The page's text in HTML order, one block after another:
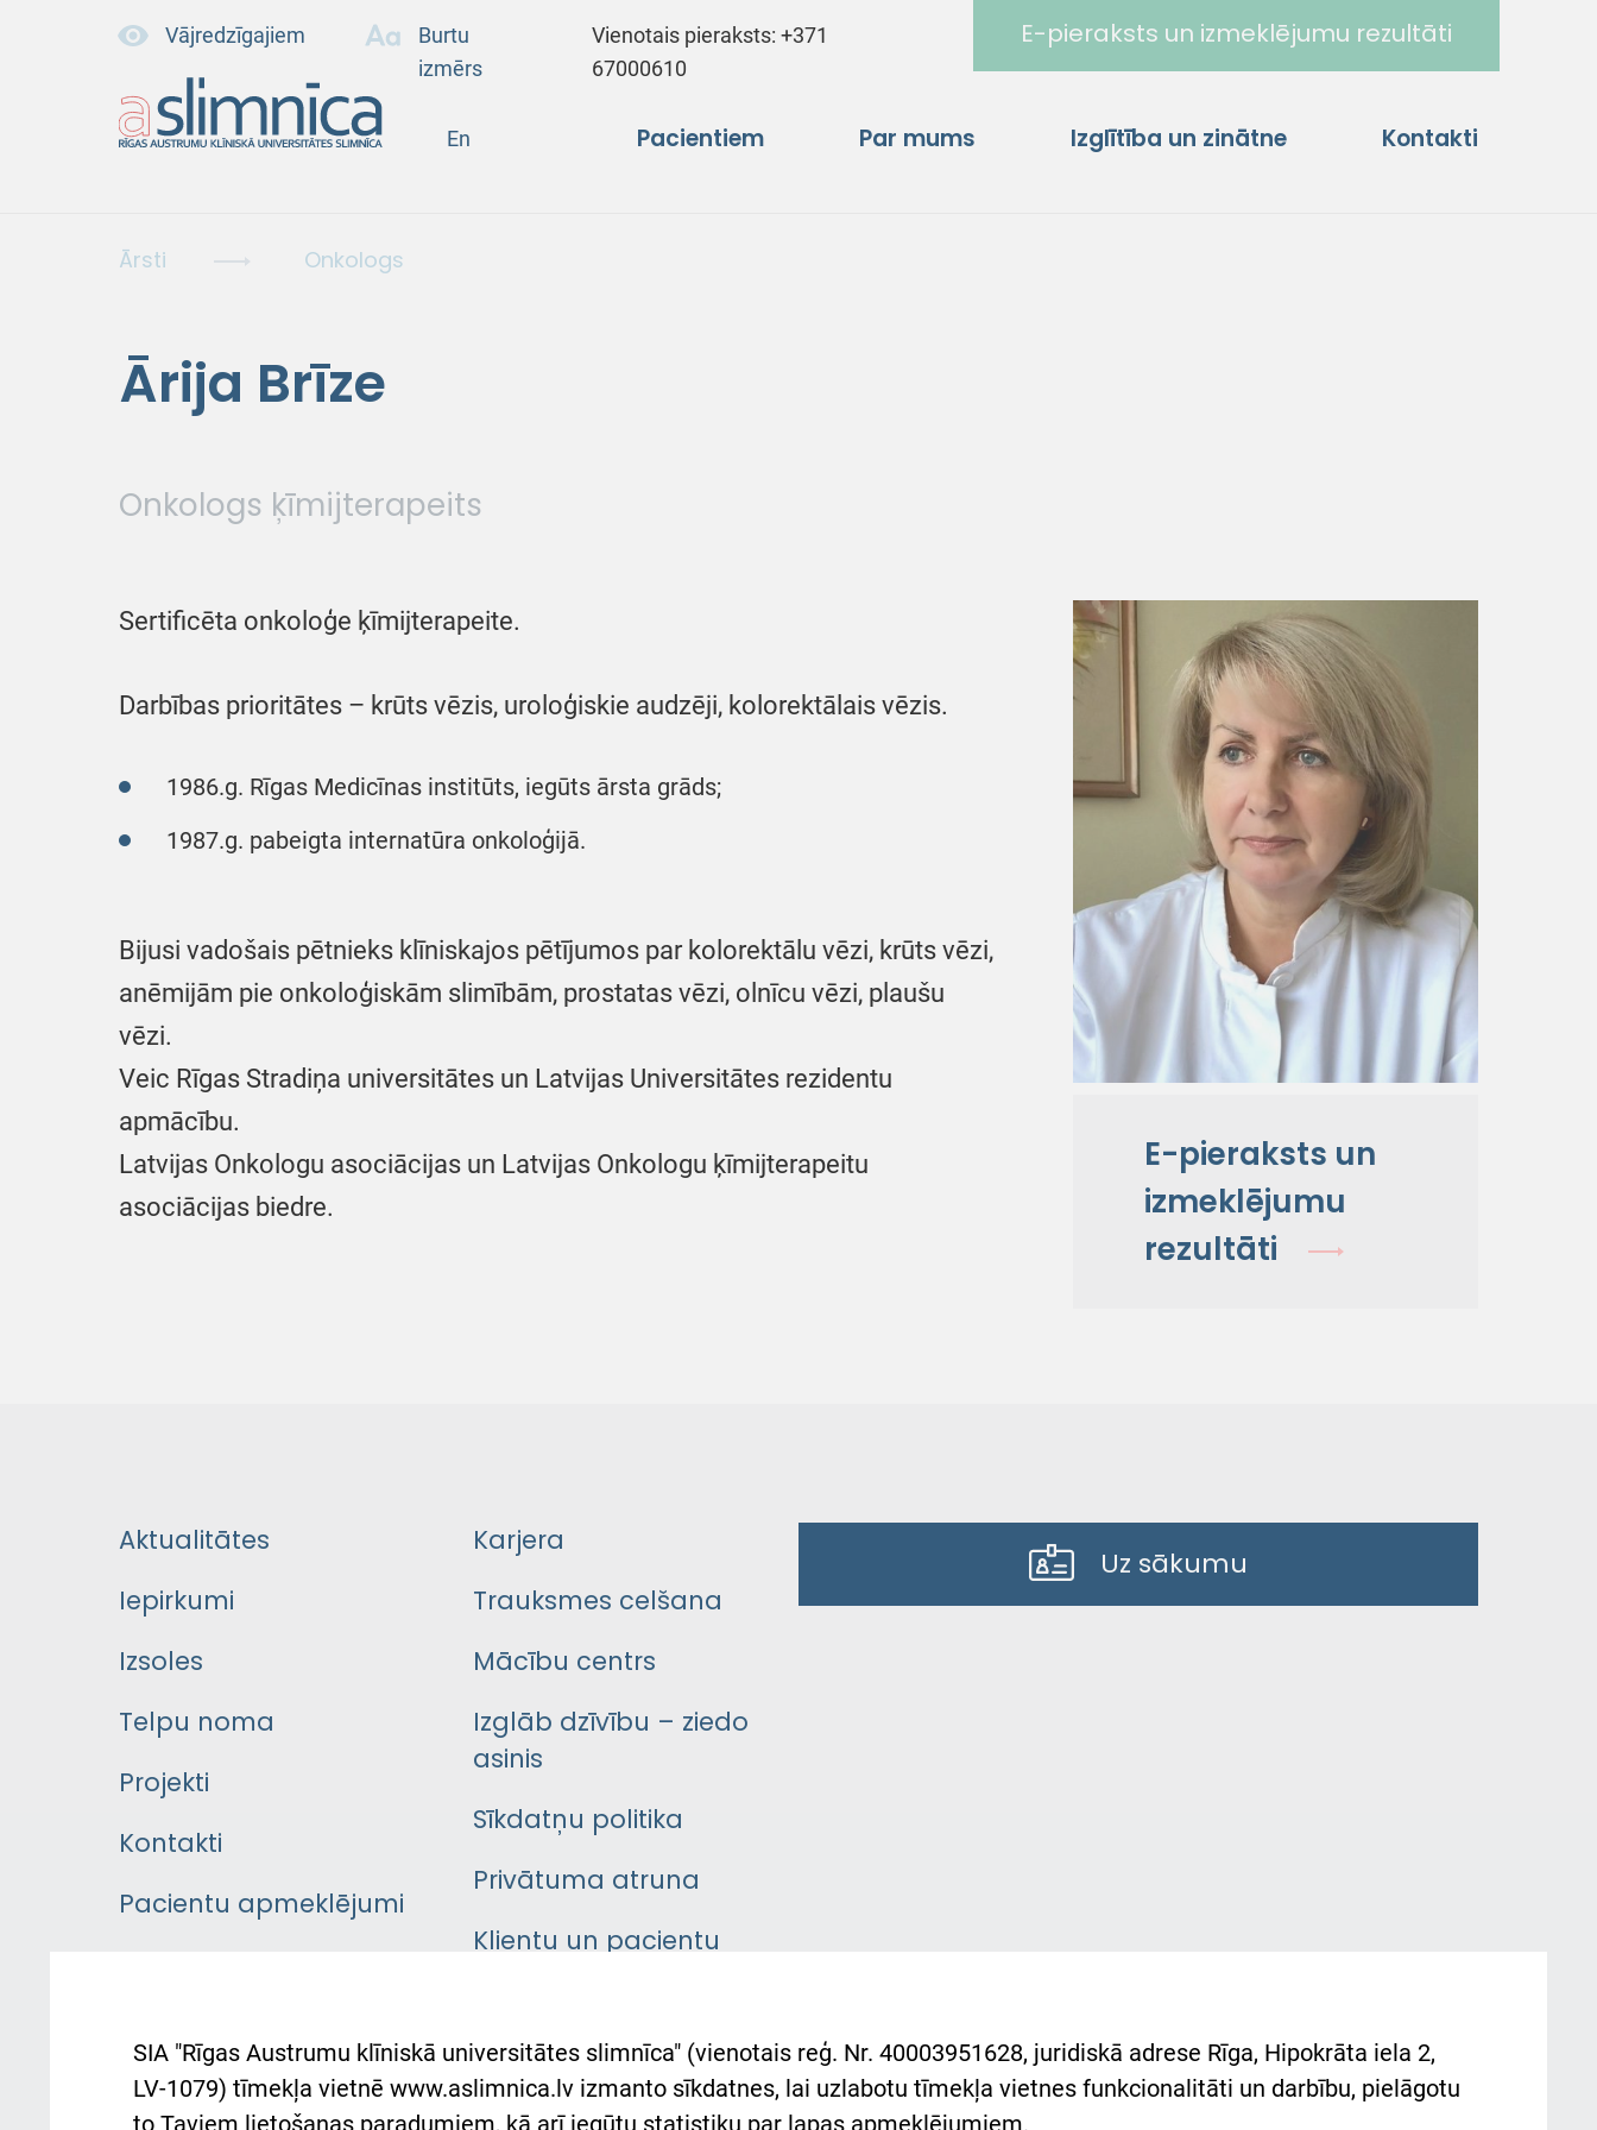
Vājredzīgajiem
Burtu
izmērs
Vienotais pieraksts:+371
67000610
E-pieraksts un izmeklējumu rezultāti
En Pacientiem Par mums Izglītība un zinātne Kontakti
Ārsti Onkologs
Ārija Brīze
Onkologs ķīmijterapeits
Sertificēta onkoloģe ķīmijterapeite.
Darbības prioritātes – krūts vēzis, uroloģiskie audzēji, kolorektālais vēzis.
1986.g. Rīgas Medicīnas institūts, iegūts ārsta grāds;
1987.g. pabeigta internatūra onkoloģijā.
Bijusi vadošais pētnieks klīniskajos pētījumos par kolorektālu vēzi, krūts vēzi,
anēmijām pie onkoloģiskām slimībām, prostatas vēzi, olnīcu vēzi, plaušu
vēzi.
Veic Rīgas Stradiņa universitātes un Latvijas Universitātes rezidentu
apmācību.
Latvijas Onkologu asociācijas un Latvijas Onkologu ķīmijterapeitu
asociācijas biedre.
E-pieraksts un
izmeklējumu
rezultāti
Aktualitātes
Iepirkumi
Izsoles
Telpu noma
Projekti
Kontakti
Pacientu apmeklējumi
Pacienta
atsauksmju/sūdzību
Karjera
Trauksmes celšana
Mācību centrs
Izglāb dzīvību – ziedo
asinis
Sīkdatņu politika
Privātuma atruna
Klientu un pacientu
Austrumu slimnīcas
atbalsts Ukrainai
Uz sākumu
SIA "Rīgas Austrumu klīniskā universitātes slimnīca" (vienotais reģ. Nr. 40003951628, juridiskā adrese Rīga, Hipokrāta iela 2,
LV-1079) tīmekļa vietnē www.aslimnica.lv izmanto sīkdatnes, lai uzlabotu tīmekļa vietnes funkcionalitāti un darbību, pielāgotu
to Taviem lietošanas paradumiem, kā arī iegūtu statistiku par lapas apmeklējumiem.